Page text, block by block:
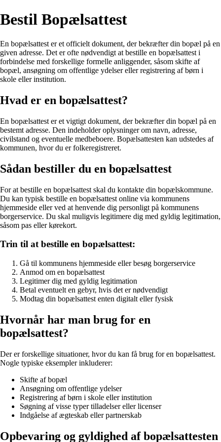
Bestil Bopælsattest
En bopælsattest er et officielt dokument, der bekræfter din bopæl på en
given adresse. Det er ofte nødvendigt at bestille en bopælsattest i
forbindelse med forskellige formelle anliggender, såsom skifte af
bopæl, ansøgning om offentlige ydelser eller registrering af børn i
skole eller institution.
Hvad er en bopælsattest?
En bopælsattest er et vigtigt dokument, der bekræfter din bopæl på en
bestemt adresse. Den indeholder oplysninger om navn, adresse,
civilstand og eventuelle medbeboere. Bopælsattesten kan udstedes af
kommunen, hvor du er folkeregistreret.
Sådan bestiller du en bopælsattest
For at bestille en bopælsattest skal du kontakte din bopælskommune.
Du kan typisk bestille en bopælsattest online via kommunens
hjemmeside eller ved at henvende dig personligt på kommunens
borgerservice. Du skal muligvis legitimere dig med gyldig legitimation,
såsom pas eller kørekort.
Trin til at bestille en bopælsattest:
Gå til kommunens hjemmeside eller besøg borgerservice
Anmod om en bopælsattest
Legitimer dig med gyldig legitimation
Betal eventuelt en gebyr, hvis det er nødvendigt
Modtag din bopælsattest enten digitalt eller fysisk
Hvornår har man brug for en
bopælsattest?
Der er forskellige situationer, hvor du kan få brug for en bopælsattest.
Nogle typiske eksempler inkluderer:
Skifte af bopæl
Ansøgning om offentlige ydelser
Registrering af børn i skole eller institution
Søgning af visse typer tilladelser eller licenser
Indgåelse af ægteskab eller partnerskab
Opbevaring og gyldighed af bopælsattesten